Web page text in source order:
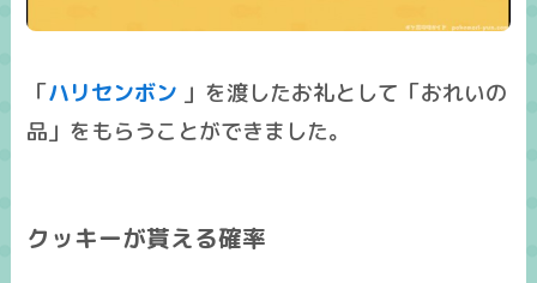
「ハリセンボン 」を渡したお礼として「おれいの
品」をもらうことができました。
クッキーが貰える確率